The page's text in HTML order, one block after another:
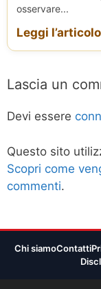
osservare...
Leggi l’articolo
Lascia un
Devi essere
Questo sito
Scopri come
commenti.
Chi siamoContatti